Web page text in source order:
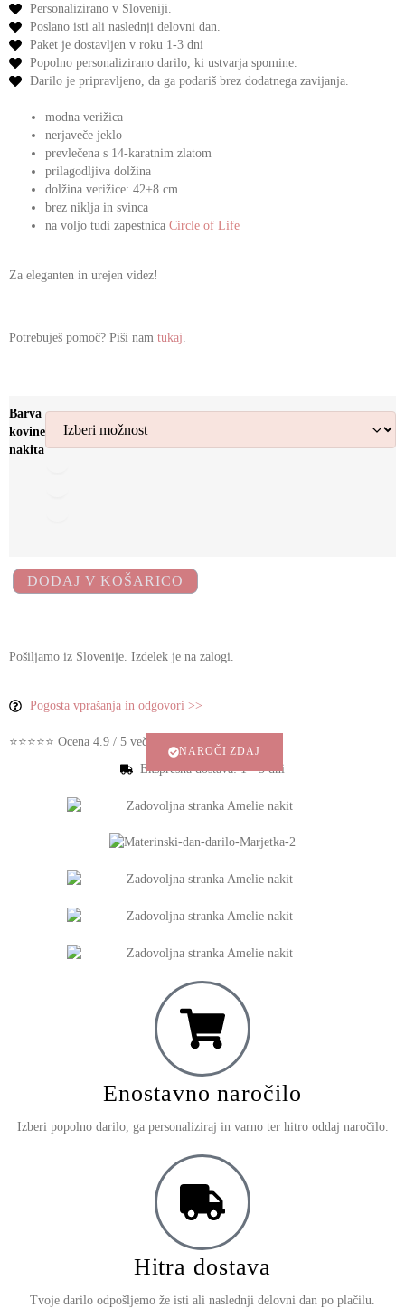
Personalizirano v Sloveniji.
Poslano isti ali naslednji delovni dan.
Paket je dostavljen v roku 1-3 dni
Popolno personalizirano darilo, ki ustvarja spomine.
Darilo je pripravljeno, da ga podariš brez dodatnega zavijanja.
modna verižica
nerjaveče jeklo
prevlečena s 14-karatnim zlatom
prilagodljiva dolžina
dolžina verižice: 42+8 cm
brez niklja in svinca
na voljo tudi zapestnica Circle of Life
Za eleganten in urejen videz!
Potrebuješ pomoč? Piši nam tukaj
Barva
kovine
nakita
DODAJ V KOŠARICO
Pošiljamo iz Slovenije. Izdelek je na zalogi.
Pogosta vprašanja in odgovori >>
⭐⭐⭐⭐⭐ Ocena 4.9 / 5 več stotih zadovoljnih strank
NAROČI ZDAJ
Ekspresna dostava: 1 - 3 dni
Enostavno naročilo
Izberi popolno darilo, ga personaliziraj in varno ter hitro oddaj naročilo.
Hitra dostava
Tvoje darilo odpošljemo že isti ali naslednji delovni dan po plačilu.